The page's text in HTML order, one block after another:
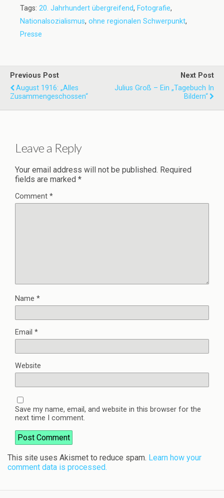
Tags: 20. Jahrhundert übergreifend, Fotografie,
Nationalsozialismus, ohne regionalen Schwerpunkt,
Presse
Previous Post
August 1916: „Alles
Zusammengeschossen“
Next Post
Julius Groß – Ein „Tagebuch In
Bildern“
Leave a Reply
Your email address will not be published. Required
fields are marked *
Comment *
Name *
Email *
Website
Save my name, email, and website in this browser for the
next time I comment.
This site uses Akismet to reduce spam. Learn how your
comment data is processed.